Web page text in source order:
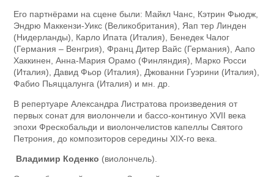
Его партнёрами на сцене были: Майкл Чанс, Кэтрин Фьюдж,
Эндрю Маккензи-Уикс (Великобритания), Яап тер Линден
(Нидерланды), Карло Ипата (Италия), Бенедек Чалог
(Германия – Венгрия), Франц Дитер Вайс (Германия), Аапо
Хаккинен, Анна-Мария Орамо (Финляндия), Марко Росси
(Италия), Давид Фьор (Италия), Джованни Гуэрини (Италия),
Фабио Пьяццалунга (Италия) и мн. др.
В репертуаре Александра Листратова произведения от
первых сонат для виолончели и бассо-континуо XVII века
эпохи Фрескобальди и виолончелистов капеллы Святого
Петрония, до композиторов середины XIX-го века.
Владимир Коденко (виолончель).